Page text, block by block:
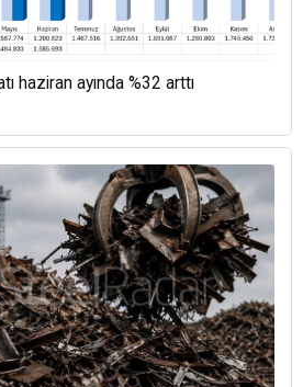
haziran ayında %32 arttı